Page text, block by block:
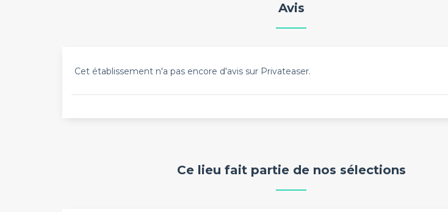
Avis
Cet établissement n'a pas encore d'avis sur Privateaser.
Ce lieu fait partie de nos sélections